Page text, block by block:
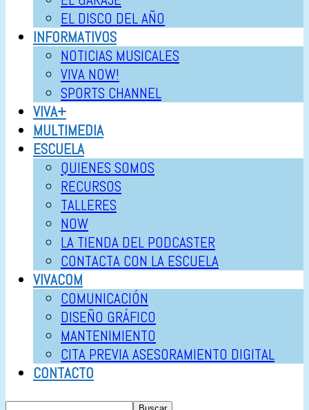
EL DISCO DEL AÑO
INFORMATIVOS
NOTICIAS MUSICALES
VIVA NOW!
SPORTS CHANNEL
VIVA+
MULTIMEDIA
ESCUELA
QUIENES SOMOS
RECURSOS
TALLERES
NOW
LA TIENDA DEL PODCASTER
CONTACTA CON LA ESCUELA
VIVACOM
COMUNICACIÓN
DISEÑO GRÁFICO
MANTENIMIENTO
CITA PREVIA ASESORAMIENTO DIGITAL
CONTACTO